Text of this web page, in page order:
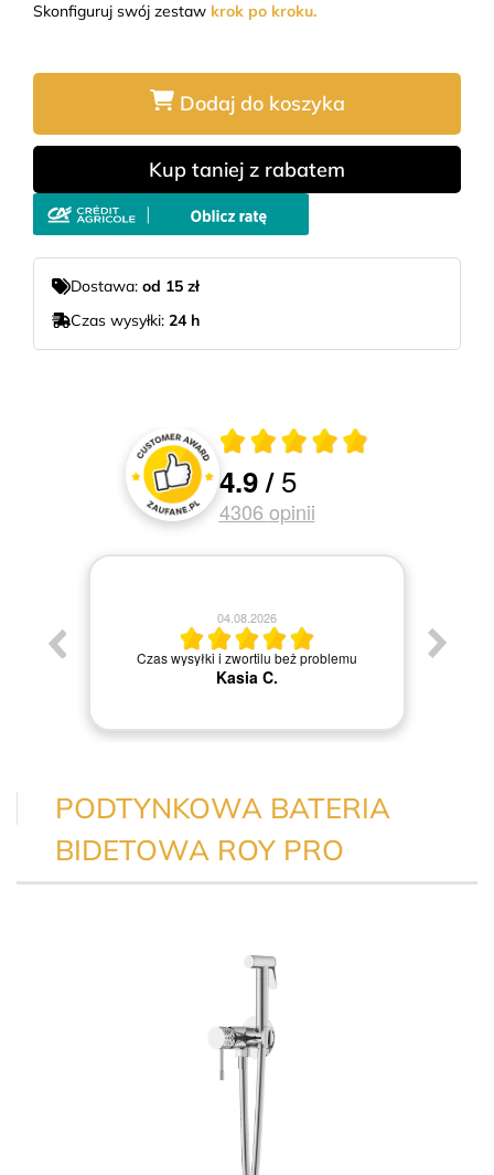
Skonfiguruj swój zestaw krok po kroku.
Dodaj do koszyka
Kup taniej z rabatem
Dostawa: od 15 zł
Czas wysyłki: 24 h
Oceny i recenzje klientów
Średnia ocena 4.9 z 5
4.9/5
4306 opinii
04.08.2026
Czas wysyłki i zwortilu beż problemu
Kasia C.
PODTYNKOWA BATERIA
BIDETOWA ROY PRO